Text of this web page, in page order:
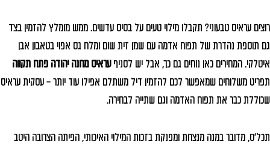
רוצים עראיס טבעוני? תקבלו מילוי טעים על בסיס עדשים. ממש מומלץ להזמין בצד
גם תוספת נהדרת של תפוח אדמה עם שמן זית שום ומלח גס אפוי בטאבון אבן
איטלקי. המחירים כאן נוחים גם כך, אבל יש לסניףעראיס מחנה יהודה פתח תקווה
תפריט משלוחים שמאפשר לכם להזמין דיל משתלם אפילו עוד יותר – עסקית עראיס
שכוללת כבר את תפוח האדמה וגם שתייה לבחירה.
תכל'ס, מדובר במנה מנצחת ומפנקת בזכות המילוי האיכותי, הפיתה הצרובה היטב